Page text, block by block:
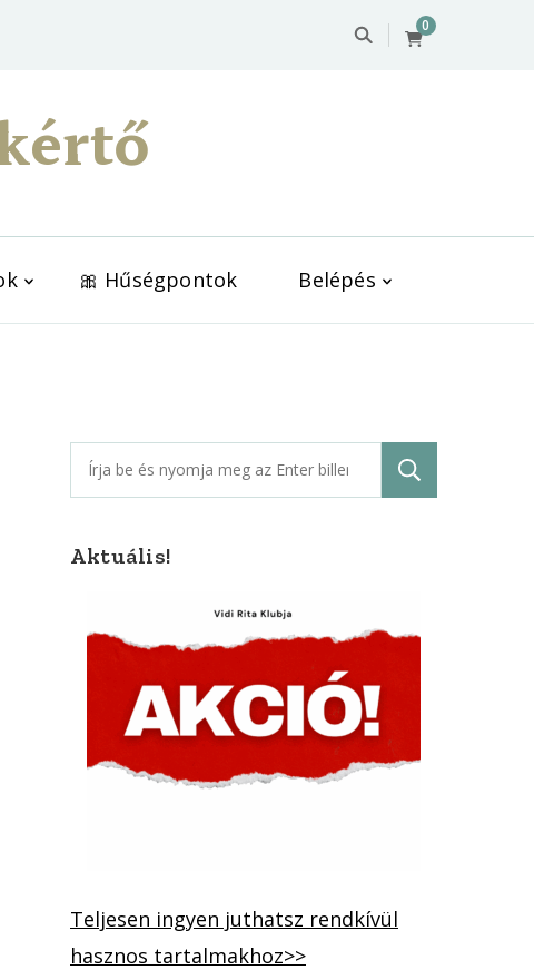
0
🎀 Hűségpontok Belépés
Keresés:
Aktuális!
Teljesen ingyen juthatsz rendkívül
hasznos tartalmakhoz>>